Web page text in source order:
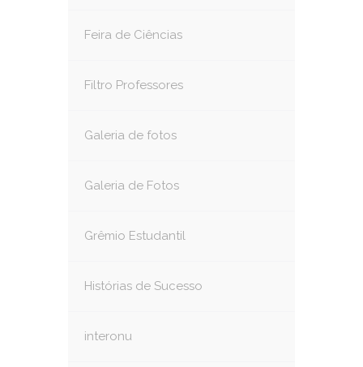
Feira de Ciências
Filtro Professores
Galeria de fotos
Galeria de Fotos
Grêmio Estudantil
Histórias de Sucesso
interonu